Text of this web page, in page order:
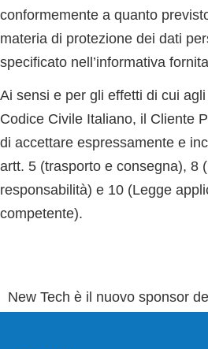
conformemente a quanto
materia di protezione dei dati
specificato nell’informativa
Ai sensi e per gli effetti di cui
Codice Civile Italiano, il Cliente
di accettare espressamente e
artt. 5 (trasporto e consegna), 8
responsabilità) e 10 (Legge
competente).
New Tech è il nuovo sponsor